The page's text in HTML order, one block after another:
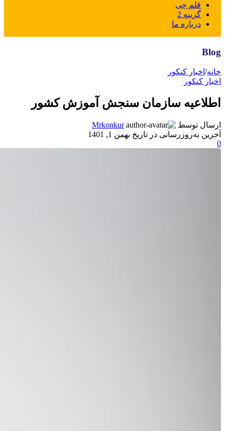
قلم چی
گزینه 2
درباره ما
Blog
خانه/ اخبار کنکور
اخبار کنکور
اطلاعیه سازمان سنجش آموزش کشور
ارسال توسط
Mrkonkur
آخرین به‌روزرسانی در تاریخ بهمن 1, 1401
0